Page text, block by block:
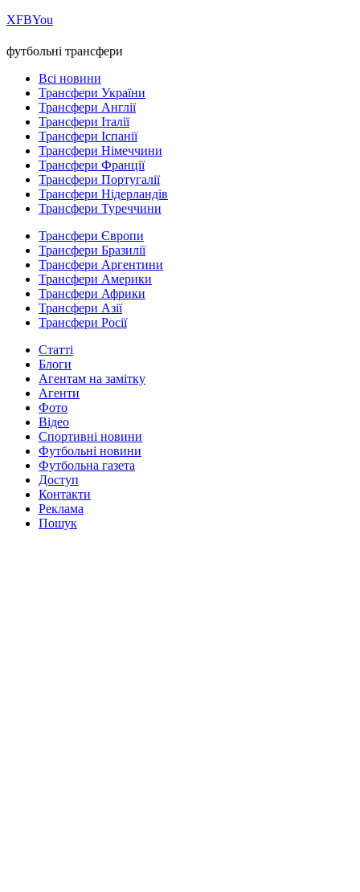
ХFBYou
футбольні трансфери
Всі новини
Трансфери України
Трансфери Англії
Трансфери Італії
Трансфери Іспанії
Трансфери Німеччини
Трансфери Франції
Трансфери Португалії
Трансфери Нідерландів
Трансфери Туреччини
Трансфери Європи
Трансфери Бразилії
Трансфери Аргентини
Трансфери Америки
Трансфери Африки
Трансфери Азії
Трансфери Росії
Статті
Блоги
Агентам на замітку
Агенти
Фото
Відео
Спортивні новини
Футбольні новини
Футбольна газета
Доступ
Контакти
Реклама
Пошук